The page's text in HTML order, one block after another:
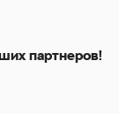
партнеров!